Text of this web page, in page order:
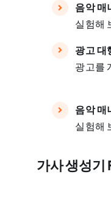
음악 매
실험해
광고 대
광고를
음악 매
실험해
가사 생성기